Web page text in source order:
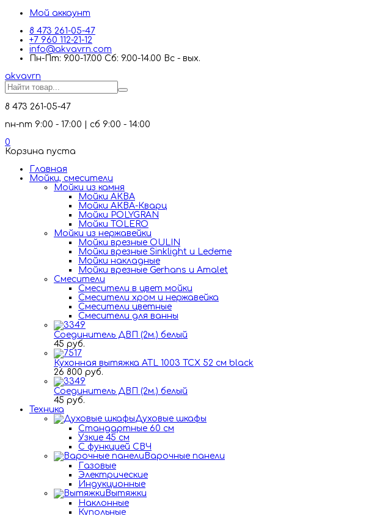
Мой аккаунт
8 473 261-05-47
+7 960 112-21-12
info@akvavrn.com
Пн-Пт: 9.00-17.00 Сб: 9.00-14.00 Вс - вых.
akvavrn
8 473 261-05-47
пн-пт 9:00 - 17:00 | сб 9:00 - 14:00
0
Корзина пуста
Главная
Мойки, смесители
Mойки из камня
Мойки АКВА
Мойки АКВА-Кварц
Мойки POLYGRAN
Мойки TOLERO
Мойки из нержавейки
Мойки врезные OULIN
Мойки врезные Sinklight и Ledeme
Мойки накладные
Мойки врезные Gerhans и Amalet
Смесители
Смесители в цвет мойки
Смесители хром и нержавейка
Смесители цветные
Смесители для ванны
Соединитель ДВП (2м.) белый
45 руб.
Кухонная вытяжка ATL 1003 TCX 52 см black
26 800 руб.
Соединитель ДВП (2м.) белый
45 руб.
Техника
Духовые шкафы
Стандартные 60 см
Узкие 45 см
С функцией СВЧ
Варочные панели
Газовые
Электрические
Индукционные
Вытяжки
Наклонные
Купольные